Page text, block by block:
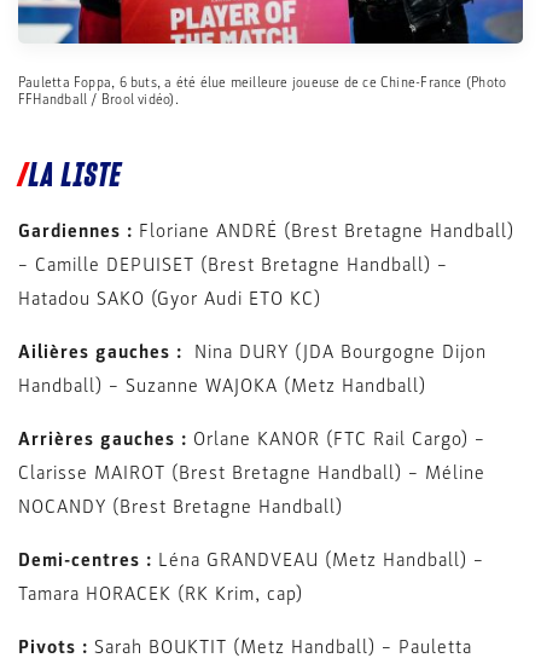
Pauletta Foppa, 6 buts, a été élue meilleure joueuse de ce Chine-France (Photo
FFHandball / Brool vidéo).
LA LISTE
Gardiennes : Floriane ANDRÉ (Brest Bretagne Handball)
– Camille DEPUISET (Brest Bretagne Handball) –
Hatadou SAKO (Gyor Audi ETO KC)
Ailières gauches : Nina DURY (JDA Bourgogne Dijon
Handball) – Suzanne WAJOKA (Metz Handball)
Arrières gauches : Orlane KANOR (FTC Rail Cargo) –
Clarisse MAIROT (Brest Bretagne Handball) – Méline
NOCANDY (Brest Bretagne Handball)
Demi-centres : Léna GRANDVEAU (Metz Handball) –
Tamara HORACEK (RK Krim, cap)
Pivots : Sarah BOUKTIT (Metz Handball) – Pauletta